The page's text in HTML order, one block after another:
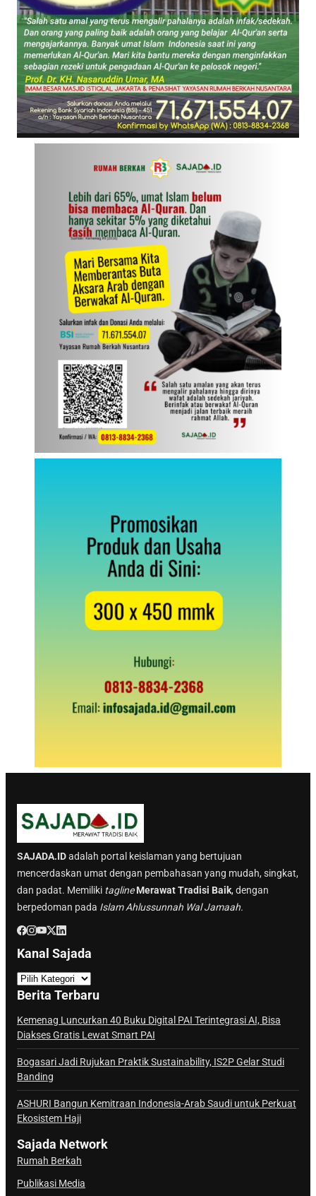
SAJADA.IDadalah portal keislaman yang bertujuan
mencerdaskan umat dengan pembahasan yang mudah, singkat,
dan padat. Memiliki tagline Merawat Tradisi Baik, dengan
berpedoman pada Islam Ahlussunnah Wal Jamaah.
Kanal Sajada
a
n
a
l
a
j
a
d
a
Berita Terbaru
Kemenag Luncurkan 40 Buku Digital PAI Terintegrasi AI, Bisa
Diakses Gratis Lewat Smart PAI
Bogasari Jadi Rujukan Praktik Sustainability, IS2P Gelar Studi
Banding
ASHURI Bangun Kemitraan Indonesia-Arab Saudi untuk Perkuat
Ekosistem Haji
Sajada Network
Rumah Berkah
Publikasi Media